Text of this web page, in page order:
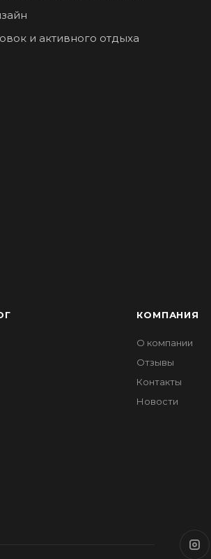
и активного отдыха
КОМПАНИЯ
О компании
Отзывы
Контакты
Новости